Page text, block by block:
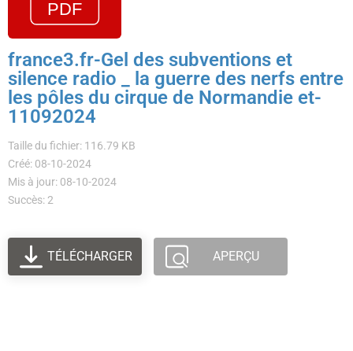
france3.fr-Gel des subventions et
silence radio _ la guerre des nerfs entre
les pôles du cirque de Normandie et-
11092024
Taille du fichier: 116.79 KB
Créé: 08-10-2024
Mis à jour: 08-10-2024
Succès: 2
TÉLÉCHARGER APERÇU